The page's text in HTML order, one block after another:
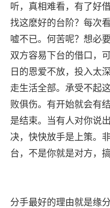
听，真相难看，有了好
找这麽好的台阶？每次
嘘不已。何苦呢？想必
双方容易下台的借口，
日的恩爱不放，投入太
走生活全部。承受不起
败俱伤。有开始就会有
是结束。当有人对你说
决，快快放手是上策。
台，不是你就是对方，
分手最好的理由就是缘